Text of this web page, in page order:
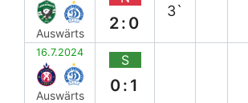
Auswärts
2:0
3`
16.7.2024
Auswärts
S
0:1